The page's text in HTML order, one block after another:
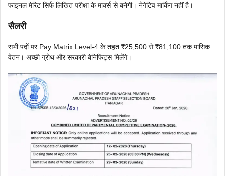
फाइनल मेरिट सिर्फ लिखित परीक्षा के मार्क्स से बनेगी। नेगेटिव मार्किंग नहीं है।
सैलरी
सभी पदों पर Pay Matrix Level-4 के तहत ₹25,500 से ₹81,100 तक मासिक
वेतन। अच्छी ग्रोथ और सरकारी बेनिफिट्स मिलेंगे।